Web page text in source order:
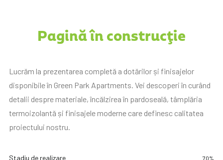
Pagină în construcție
Lucrăm la prezentarea completă a dotărilor și finisajelor
disponibile în Green Park Apartments. Vei descoperi în curând
detalii despre materiale, încălzirea în pardoseală, tâmplăria
termoizolantă și finisajele moderne care definesc calitatea
proiectului nostru.
Stadiu de realizare 70%